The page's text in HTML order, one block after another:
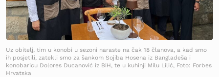
Uz obitelj, tim u konobi u sezoni naraste na čak 18 članova, a kad smo
ih posjetili, zatekli smo za šankom Sojiba Hosena iz Bangladeša i
konobaricu Dolores Ducanović iz BiH, te u kuhinji Milu Lilić, Foto: Forbes
Hrvatska